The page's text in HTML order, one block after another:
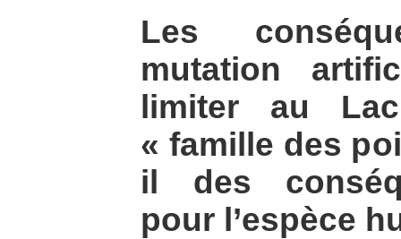
Les
mutation
limiter au
« famille des
il des
pour l’espèce